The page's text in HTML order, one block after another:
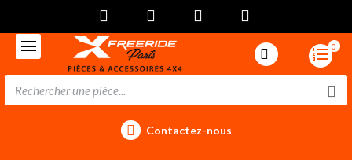
0
Contactez-nous